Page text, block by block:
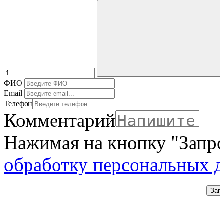
ФИО
Email
Телефон
Комментарий
Нажимая на кнопку
обработку персональных